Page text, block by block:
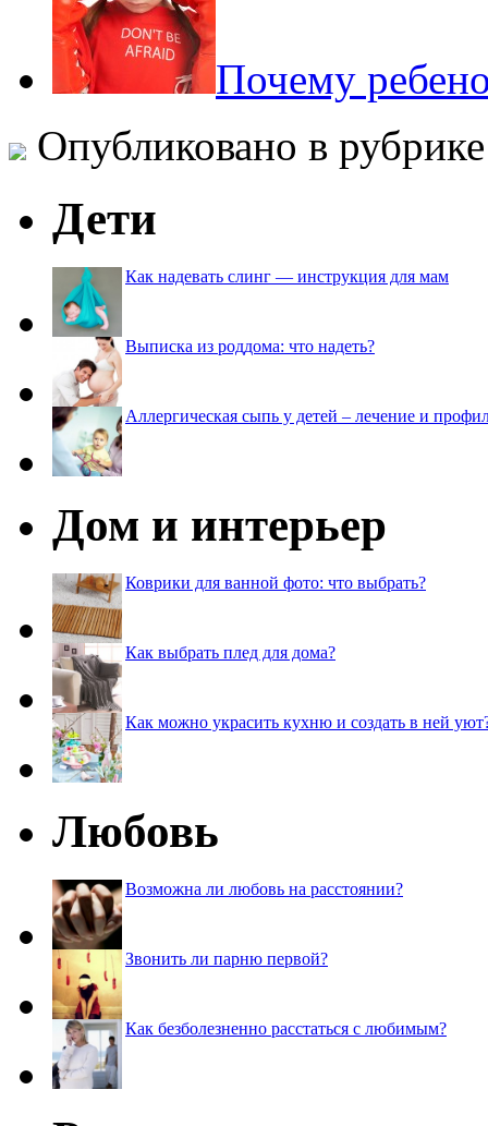
Почему
Опубликовано в
Дети
Как надевать слинг — инструкция для мам
Выписка из роддома: что надеть?
Аллергическая сыпь у детей – лечение и
Дом и интерьер
Коврики для ванной фото: что выбрать?
Как выбрать плед для дома?
Как можно украсить кухню и создать в ней
Любовь
Возможна ли любовь на расстоянии?
Звонить ли парню первой?
Как безболезненно расстаться с любимым?